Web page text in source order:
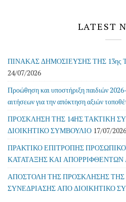
LATEST
ΠΙΝΑΚΑΣ ΔΗΜΟΣΙΕΥΣΗΣ ΤΗΣ 13ης
24/07/2026
Προώθηση και υποστήριξη παιδιών
αιτήσεων για την απόκτηση αξιών
ΠΡΟΣΚΛΗΣΗ ΤΗΣ 14ΗΣ ΤΑΚΤΙΚΗ
ΔΙΟΙΚΗΤΙΚΟ ΣΥΜΒΟΥΛΙΟ 17/07/2026
ΠΡΑΚΤΙΚΟ ΕΠΙΤΡΟΠΗΣ
ΚΑΤΑΤΑΞΗΣ ΚΑΙ ΑΠΟΡΡΙΦΘΕΝΤΩΝ
ΑΠΟΣΤΟΛΗ ΤΗΣ ΠΡΟΣΚΛΗΣΗΣ ΤΗΣ
ΣΥΝΕΔΡΙΑΣΗΣ ΑΠΟ ΔΙΟΙΚΗΤΙΚΟ